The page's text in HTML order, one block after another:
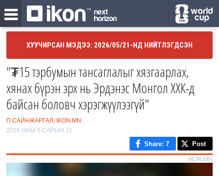
ХУУЧИРСАН МЭДЭЭ: 2026/05/21-НД НИЙТЛЭГДСЭН
"₮15 тэрбумын тансаглалыг хязгаарлах,
хянах бүрэн эрх нь Эрдэнэс Монгол ХХК-д
байсан боловч хэрэгжүүлээгүй"
П.САЙНЖАРГАЛ, IKON.MN
2026 ОНЫ 5 САРЫН 21
Share: 7 Post
IKON.MN